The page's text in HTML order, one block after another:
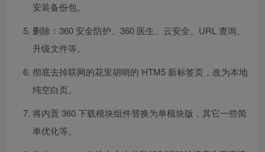
安装备份包。
删除：360 安全防护、360 医生、云安全、URL 查询、
升级文件等。
彻底去掉联网的花里胡哨的 HTM5 新标签页，改为本地
纯空白页。
将内置 360 下载模块组件替换为单模块版，其它一些简
单优化等。